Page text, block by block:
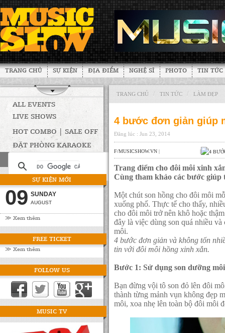
TRANG CHỦ SỰ KIỆN ĐỊA ĐIỂM NGHỆ SĨ PHOTO TIN TỨC
ALL EVENTS
LIVE SHOWS
HOT COMBO | SALE OFF
ĐẶT PHÒNG KARAOKE
SỰ KIỆN MỚI
09 SUNDAY
AUGUST
≫ Xem thêm
FREE TICKET
≫ Xem thêm
FOLLOW US
MUSIC TV
TRANG CHỦ / TIN TỨC / LÀM ĐẸP
4 bước đơn giản giúp
Đăng lúc : Jun 23, 2014
F/MUSICSHOW.VN | |
Trang điểm cho đôi môi xinh
Cùng tham khảo các bước giúp
Một chút son hồng cho đôi môi
xuống phố. Thực tế cho thấy,
cho đôi môi trở nên khô hoặc
đây là việc dùng son quá nhiều
môi.
4 bước đơn giản và không tốn
tin với đôi môi hồng xinh xắn.
Bước 1: Sử dụng son dưỡng môi
Bạn đừng vội tô son đỏ lên đôi
thành từng mảnh vụn không đẹp
môi, xoa nhẹ lên toàn bộ đôi môi